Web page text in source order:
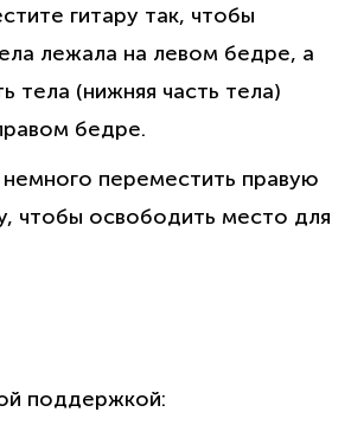
гитару так, чтобы
лежала на левом бедре, а
тела (нижняя часть тела)
бедре.
переместить правую
чтобы освободить место для
поддержкой: